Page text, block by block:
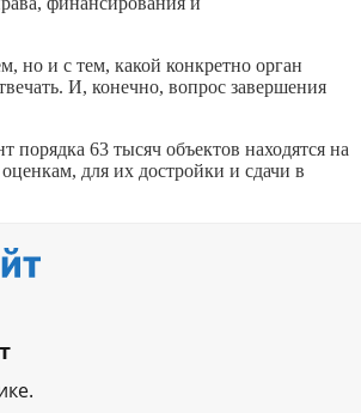
но и с тем, какой конкретно орган
И, конечно, вопрос завершения
63 тысяч объектов находятся на
для их достройки и сдачи в